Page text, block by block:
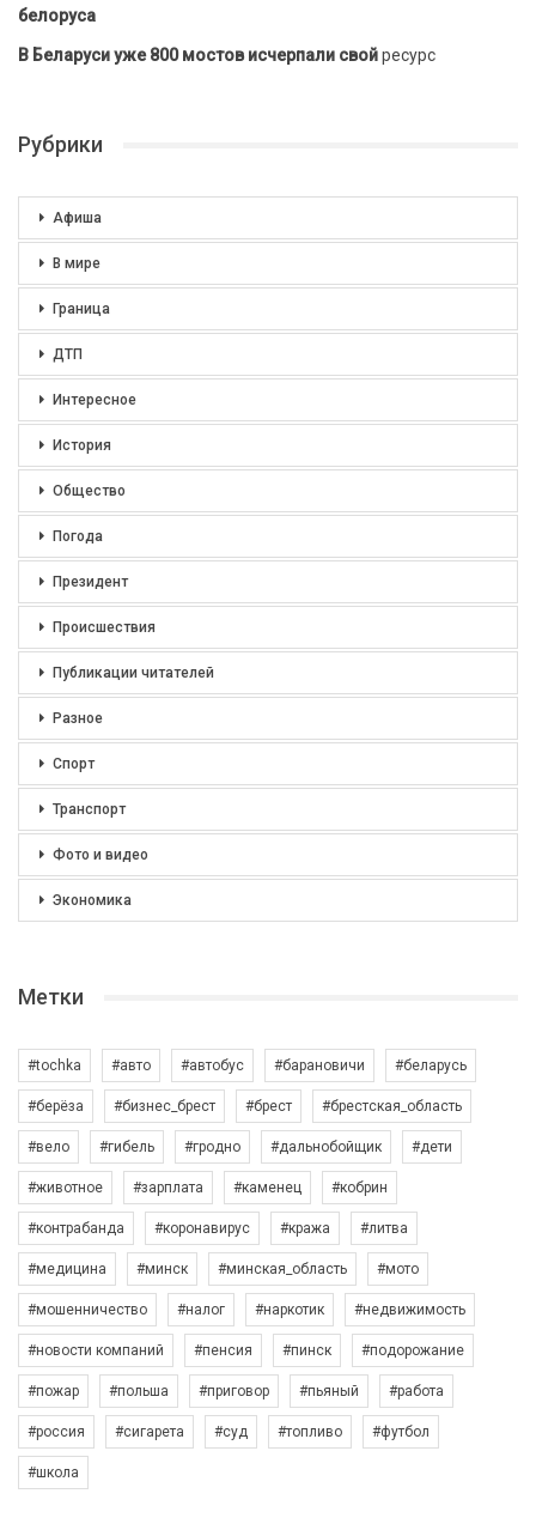
белоруса
В Беларуси уже 800 мостов исчерпали свойресурс
Рубрики
Афиша
В мире
Граница
ДТП
Интересное
История
Общество
Погода
Президент
Происшествия
Публикации читателей
Разное
Спорт
Транспорт
Фото и видео
Экономика
Метки
#tochka #авто #автобус #барановичи #беларусь
#берёза #бизнес_брест #брест #брестская_область
#вело #гибель #гродно #дальнобойщик #дети
#животное #зарплата #каменец #кобрин
#контрабанда #коронавирус #кража #литва
#медицина #минск #минская_область #мото
#мошенничество #налог #наркотик #недвижимость
#новости компаний #пенсия #пинск #подорожание
#пожар #польша #приговор #пьяный #работа
#россия #сигарета #суд #топливо #футбол
#школа